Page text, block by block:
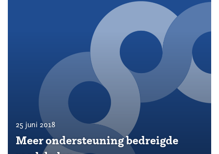
25 juni 2018
Meer ondersteuning bedreigde